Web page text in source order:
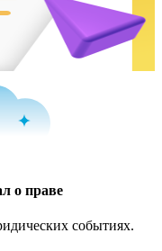
о праве
событиях.